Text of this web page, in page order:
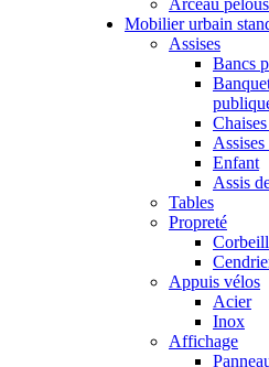
Arceau
Mobilier urbain
Assises
Bancs
Enfant
Assis
Tables
Propreté
Appuis vélos
Acier
Inox
Affichage